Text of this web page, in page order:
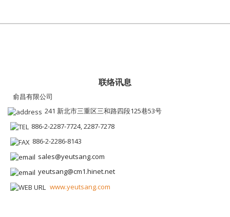
联络讯息
俞昌有限公司
241 新北市三重区三和路四段125巷53号
886-2-2287-7724, 2287-7278
886-2-2286-8143
sales@yeutsang.com
yeutsang@cm1.hinet.net
www.yeutsang.com